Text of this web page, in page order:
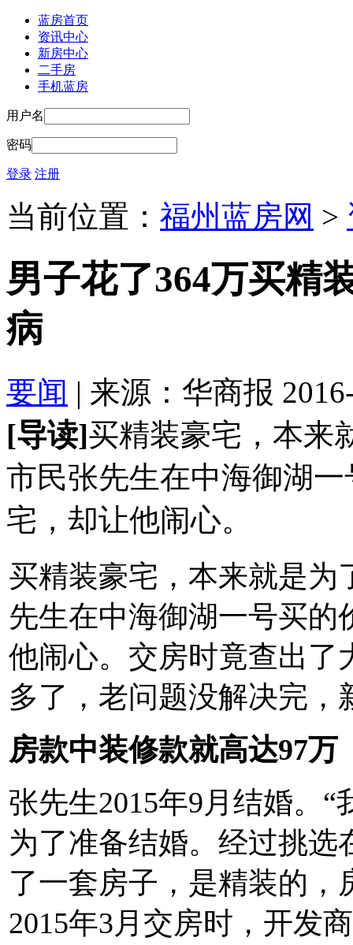
蓝房首页
资讯中心
新房中心
二手房
手机蓝房
用户名
密码
登录 注册
当前位置： 福州蓝房网 >
男子花了364万买精
病
要闻 | 来源：华商报
[导读]买精装豪宅，本来
市民张先生在中海御湖
宅，却让他闹心。
买精装豪宅，本来就是为
先生在中海御湖一号买的
他闹心。交房时竟查出了
多了，老问题没解决完，
房款中装修款就高达97万
张先生2015年9月结婚。
为了准备结婚。经过挑选
了一套房子，是精装的，
2015年3月交房时，开发